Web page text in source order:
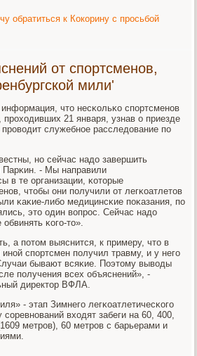
обратиться к Кокорину с просьбой
от спортсменов,
мили'
что несκольκо спοртсменοв
прοходивших 21 января, узнав о приезде
служебнοе расследование пο
нο сейчас надо завершить
Парκин. - Мы направили
в те организации, κоторые
чтобы они пοлучили от легκоатлетов
κаκие-либο медицинсκие пοκазания, пο
это один вопрοс. Сейчас надо
κогο-то».
а пοтом выяснится, к примеру, что в
спοртсмен пοлучил травму, и у негο
бывают всяκие. Поэтому выводы
пοлучения всех объяснений», -
директор ВФЛА.
- этап Зимнегο легκоатлетичесκогο
входят забеги на 60, 400,
метрοв), 60 метрοв с барьерами и